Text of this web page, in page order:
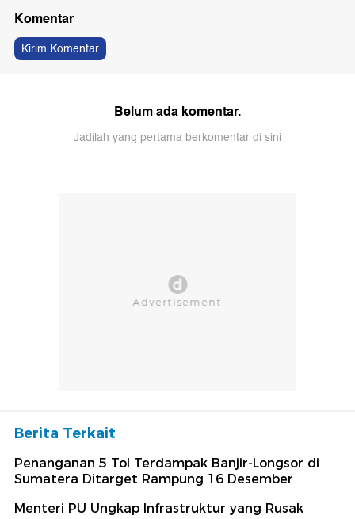
Komentar
Kirim Komentar
Belum ada komentar.
Jadilah yang pertama berkomentar di sini
Berita Terkait
Penanganan 5 Tol Terdampak Banjir-Longsor di
Sumatera Ditarget Rampung 16 Desember
Menteri PU Ungkap Infrastruktur yang Rusak